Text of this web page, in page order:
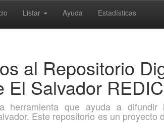
Listar Ayuda Estadísticas
al Repositorio
El Salvador
herramienta que ayuda a
Este repositorio es un